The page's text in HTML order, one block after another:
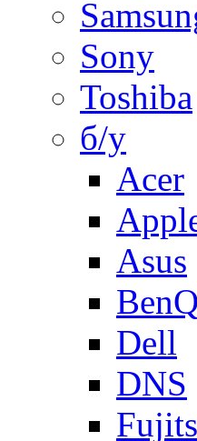
Sony
Toshiba
б/у
Acer
Asus
BenQ
Dell
DNS